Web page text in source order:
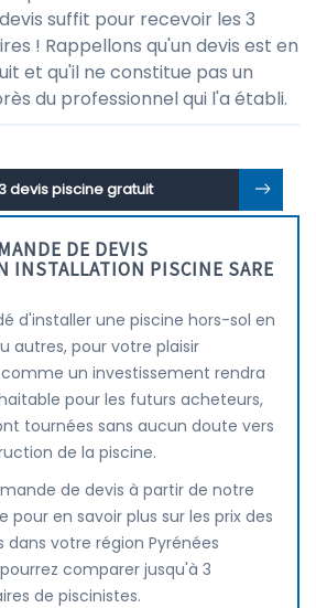
suffit pour recevoir les 3
! Rappellons qu'un devis est en
et qu'il ne constitue pas un
du professionnel qui l'a établi.
devis piscine gratuit
DE DEVIS
INSTALLATION PISCINE SARE
d'installer une piscine hors-sol en
autres, pour votre plaisir
un investissement rendra
pour les futurs acheteurs,
tournées sans aucun doute vers
de la piscine.
de devis à partir de notre
pour en savoir plus sur les prix des
dans votre région Pyrénées
comparer jusqu'à 3
de piscinistes.